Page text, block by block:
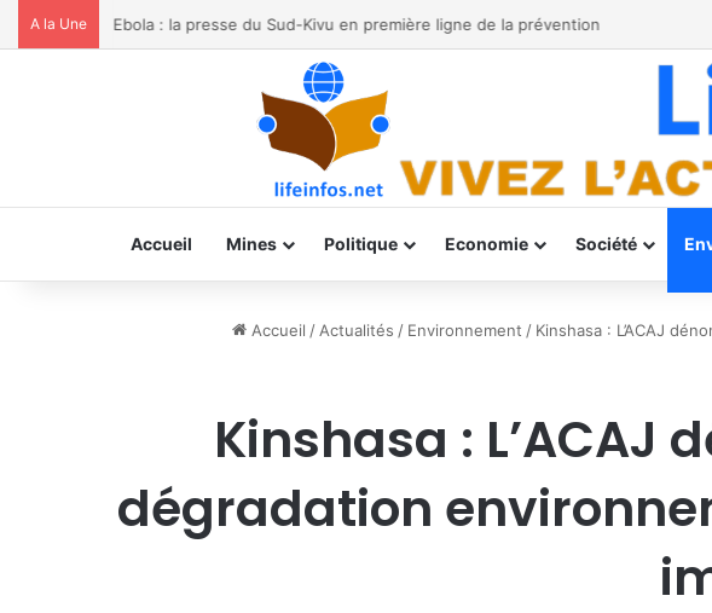
A la Une Ebola : la presse du Sud-Kivu en première ligne de la prévention
Accueil Mines Politique Economie Société
Accueil / Actualités / Environnement / Kinshasa : L’ACAJ
Kinshasa : L’ACAJ
dégradation